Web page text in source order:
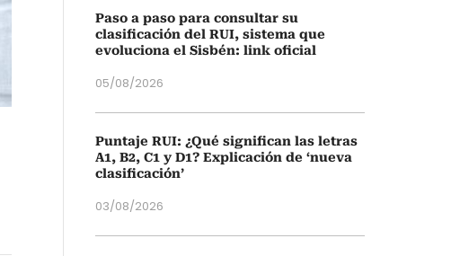
Paso a paso para consultar su
clasificación del RUI, sistema que
evoluciona el Sisbén: link oficial
05/08/2026
Puntaje RUI: ¿Qué significan las letras
A1, B2, C1 y D1? Explicación de ‘nueva
clasificación’
03/08/2026